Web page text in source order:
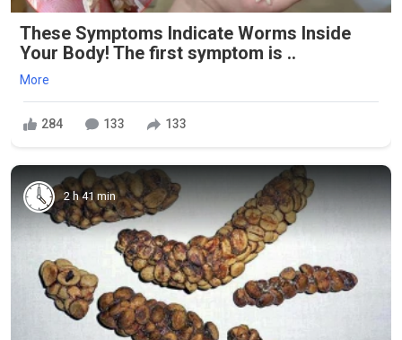
These Symptoms Indicate Worms Inside
Your Body! The first symptom is ..
More
284 133 133
2 h 41 min